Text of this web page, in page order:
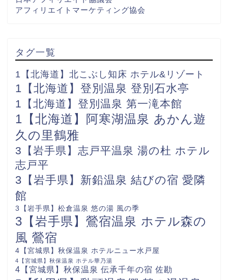
アフィリエイトマーケティング協会
タグ一覧
1【北海道】北こぶし知床 ホテル&リゾート
1【北海道】登別温泉 登別石水亭
1【北海道】登別温泉 第一滝本館
1【北海道】阿寒湖温泉 あかん遊
久の里鶴雅
3【岩手県】志戸平温泉 湯の杜 ホテル
志戸平
3【岩手県】新鉛温泉 結びの宿 愛隣
館
3【岩手県】松倉温泉 悠の湯 風の季
3【岩手県】鶯宿温泉 ホテル森の
風 鶯宿
4【宮城県】秋保温泉 ホテルニュー水戸屋
4【宮城県】秋保温泉 ホテル華乃湯
4【宮城県】秋保温泉 伝承千年の宿 佐勘